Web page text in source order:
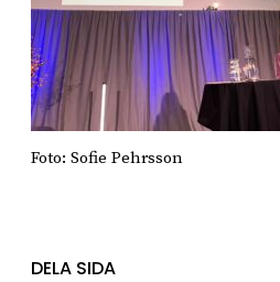
Foto: Sofie Pehrsson
DELA SIDA